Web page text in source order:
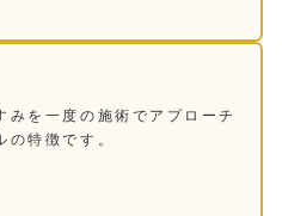
を一度の施術でアプローチ
特徴です。